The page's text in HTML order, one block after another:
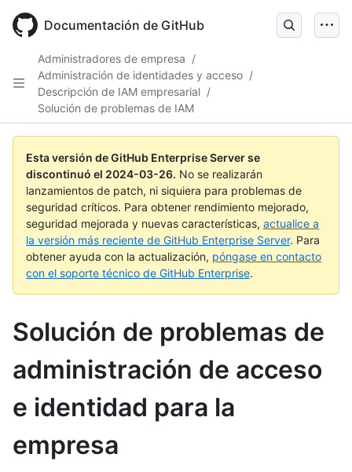
main
Documentación de GitHub
Administradores de empresa /
Administración de identidades y acceso /
Descripción de IAM empresarial /
Solución de problemas de IAM
Esta versión de GitHub Enterprise Server se
discontinuó el 2024-03-26. No se realizarán
lanzamientos de patch, ni siquiera para problemas de
seguridad críticos. Para obtener rendimiento mejorado,
seguridad mejorada y nuevas características, actualice a
la versión más reciente de GitHub Enterprise Server. Para
obtener ayuda con la actualización, póngase en contacto
con el soporte técnico de GitHub Enterprise.
Solución de problemas de
administración de acceso
e identidad para la
empresa